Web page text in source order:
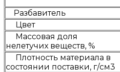
Разбавитель
Цвет
Массовая доля
нелетучих веществ, %
Плотность материала в
состоянии поставки, г/см3